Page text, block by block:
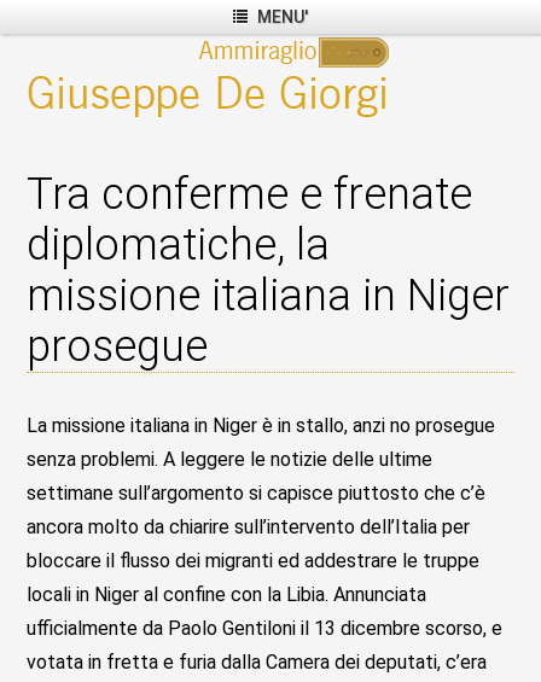
MENU'
Tra conferme e frenate
diplomatiche, la
missione italiana in Niger
prosegue
La missione italiana in Niger è in stallo, anzi no prosegue
senza problemi. A leggere le notizie delle ultime
settimane sull’argomento si capisce piuttosto che c’è
ancora molto da chiarire sull’intervento dell’Italia per
bloccare il flusso dei migranti ed addestrare le truppe
locali in Niger al confine con la Libia. Annunciata
ufficialmente da Paolo Gentiloni il 13 dicembre scorso, e
votata in fretta e furia dalla Camera dei deputati, c’era